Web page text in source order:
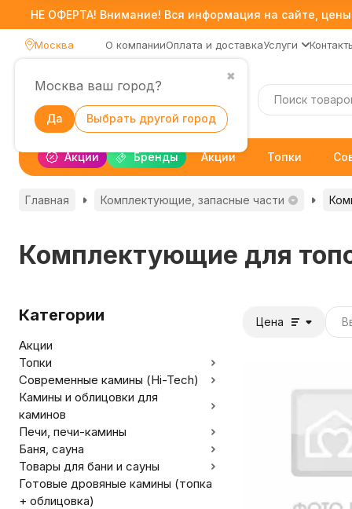
НЕ ОФЕРТА! Внимание! Вся информация на сайте,
Москва
✖
Москва ваш город?
Да Выбрать другой город
О компанииОплата и доставкаУслуги
Акции Бренды Акции Топки
Главная Комплектующие, запасные части
Комплектующие для
Цена
Категории
Акции
Топки
Современные камины (Hi-Tech)
Камины и облицовки для
каминов
Печи, печи-камины
Баня, сауна
Товары для бани и сауны
Готовые дровяные камины (топка
+ облицовка)